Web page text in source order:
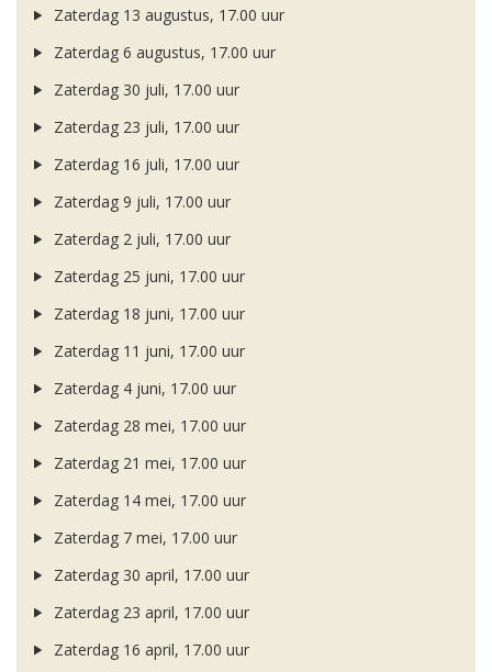
Zaterdag 13 augustus, 17.00 uur
Zaterdag 6 augustus, 17.00 uur
Zaterdag 30 juli, 17.00 uur
Zaterdag 23 juli, 17.00 uur
Zaterdag 16 juli, 17.00 uur
Zaterdag 9 juli, 17.00 uur
Zaterdag 2 juli, 17.00 uur
Zaterdag 25 juni, 17.00 uur
Zaterdag 18 juni, 17.00 uur
Zaterdag 11 juni, 17.00 uur
Zaterdag 4 juni, 17.00 uur
Zaterdag 28 mei, 17.00 uur
Zaterdag 21 mei, 17.00 uur
Zaterdag 14 mei, 17.00 uur
Zaterdag 7 mei, 17.00 uur
Zaterdag 30 april, 17.00 uur
Zaterdag 23 april, 17.00 uur
Zaterdag 16 april, 17.00 uur